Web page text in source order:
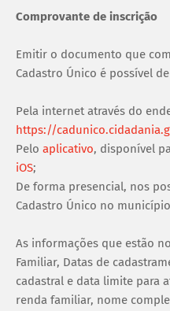
Comprovante de inscrição
Emitir o documento que
Cadastro Único é possível
Pela internet através do
https://
Pelo aplicativo, disponível
iOS;
De forma presencial, nos
Cadastro Único no
As informações que estão
Familiar, Datas de
cadastral e data limite para
renda familiar, nome